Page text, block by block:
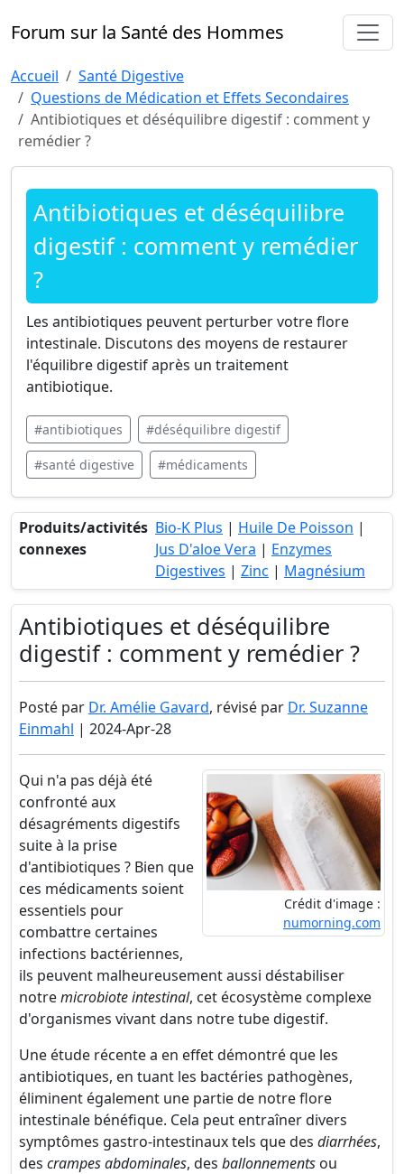
Forum sur la Santé des Hommes
Accueil
Santé Digestive
Questions de Médication et Effets Secondaires
Antibiotiques et déséquilibre digestif : comment y
remédier ?
Antibiotiques et déséquilibre
digestif : comment y remédier
?
Les antibiotiques peuvent perturber votre flore
intestinale. Discutons des moyens de restaurer
l'équilibre digestif après un traitement
antibiotique.
#antibiotiques #déséquilibre digestif
#santé digestive #médicaments
Produits/activités
connexes
Bio-K Plus | Huile De Poisson |
Jus D'aloe Vera | Enzymes
Digestives | Zinc | Magnésium
Antibiotiques et déséquilibre
digestif : comment y remédier ?
Posté par Dr. Amélie Gavard, révisé par Dr. Suzanne
Einmahl | 2024-Apr-28
Crédit d'image :
numorning.com
Qui n'a pas déjà été
confronté aux
désagréments digestifs
suite à la prise
d'antibiotiques ? Bien que
ces médicaments soient
essentiels pour
combattre certaines
infections bactériennes,
ils peuvent malheureusement aussi déstabiliser
notremicrobiote intestinal, cet écosystème complexe
d'organismes vivant dans notre tube digestif.
Une étude récente a en effet démontré que les
antibiotiques, en tuant les bactéries pathogènes,
éliminent également une partie de notre flore
intestinale bénéfique. Cela peut entraîner divers
symptômes gastro-intestinaux tels que des diarrhées,
des crampes abdominales, des ballonnements ou